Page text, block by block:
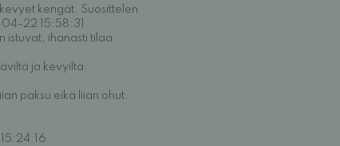
kengät. Suosittelen
22 15:58:31
istuvat, ihanasti tilaa
ja kevyiltä.
paksu eikä liian ohut.